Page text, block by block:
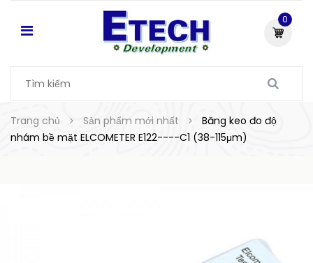
0
Trang chủ Sản phẩm mới nhất
Băng keo đo độ
nhám bề mặt ELCOMETER E122----C1 (38-115μm)